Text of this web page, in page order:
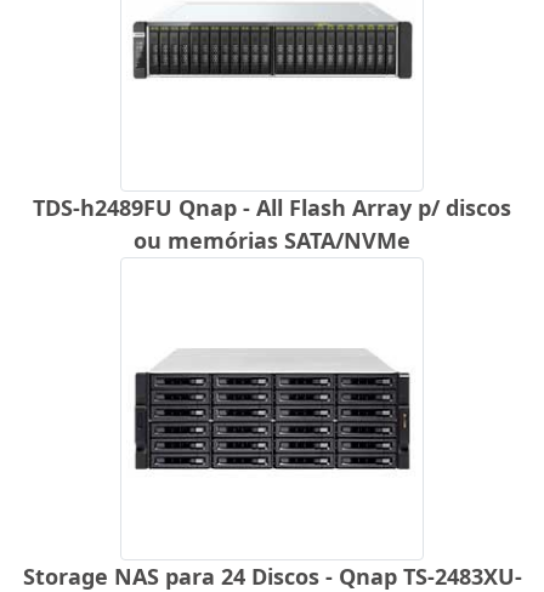
TDS-h2489FU Qnap - All Flash Array p/ discos
ou memórias SATA/NVMe
Storage NAS para 24 Discos - Qnap TS-2483XU-